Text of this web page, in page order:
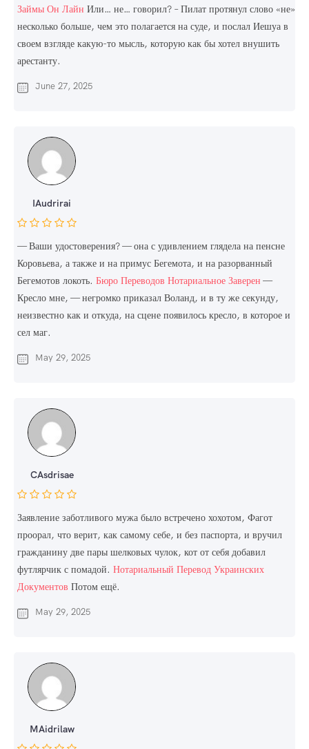
Займы Он Лайн Или… не… говорил? – Пилат протянул слово «не»
несколько больше, чем это полагается на суде, и послал Иешуа в
своем взгляде какую-то мысль, которую как бы хотел внушить
арестанту.
June 27, 2025
IAudrirai
— Ваши удостоверения? — она с удивлением глядела на пенсне
Коровьева, а также и на примус Бегемота, и на разорванный
Бегемотов локоть. Бюро Переводов Нотариальное Заверен —
Кресло мне, — негромко приказал Воланд, и в ту же секунду,
неизвестно как и откуда, на сцене появилось кресло, в которое и
сел маг.
May 29, 2025
CAsdrisae
Заявление заботливого мужа было встречено хохотом, Фагот
проорал, что верит, как самому себе, и без паспорта, и вручил
гражданину две пары шелковых чулок, кот от себя добавил
футлярчик с помадой. Нотариальный Перевод Украинских
Документов Потом ещё.
May 29, 2025
MAidrilaw